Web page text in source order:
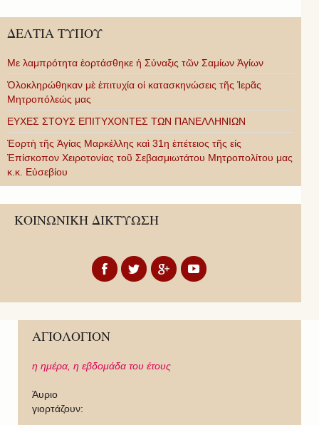
ΔΕΛΤΙΑ ΤΥΠΟΥ
Με λαμπρότητα ἑορτάσθηκε ἡ Σύναξις τῶν Σαμίων Ἁγίων
Ὁλοκληρώθηκαν μὲ ἐπιτυχία οἱ κατασκηνώσεις τῆς Ἱερᾶς
Μητροπόλεώς μας
ΕΥΧΕΣ ΣΤΟΥΣ ΕΠΙΤΥΧΟΝΤΕΣ ΤΩΝ ΠΑΝΕΛΛΗΝΙΩΝ
Ἑορτὴ τῆς Ἁγίας Μαρκέλλης καὶ 31η ἐπέτειος τῆς εἰς
Ἐπίσκοπον Χειροτονίας τοῦ Σεβασμιωτάτου Μητροπολίτου μας
κ.κ. Εὐσεβίου
ΚΟΙΝΩΝΙΚΗ ΔΙΚΤΥΩΣΗ
ΑΓΙΟΛΟΓΙΟΝ
η ημέρα, η εβδομάδα του έτους
Άυριο
γιορτάζουν: